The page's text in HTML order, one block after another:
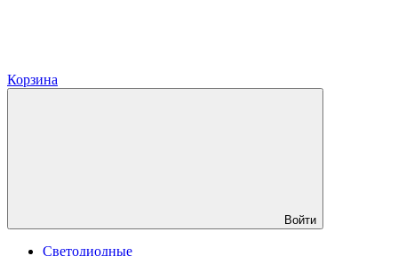
Корзина
Войти
Светодиодные